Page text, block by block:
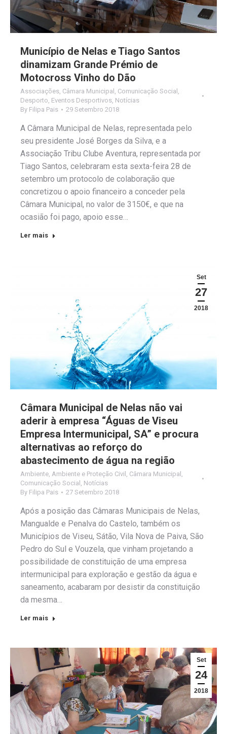
Município de Nelas e Tiago Santos
dinamizam Grande Prémio de
Motocross Vinho do Dão
Associações, Câmara Municipal , Comunicação Social ,
Desporto, Eventos Desportivos, Notícias
By Filipa Pais 29 Setembro 2018
A Câmara Municipal de Nelas, representada pelo
seu presidente José Borges da Silva, e a
Associação Tribu Clube Aventura, representada por
Tiago Santos, celebraram esta sexta-feira 28 de
setembro um protocolo de colaboração que
concretizou o apoio financeiro a conceder pela
Câmara Municipal, no valor de 3150€, e que na
ocasião foi pago, apoio esse…
Ler mais
Set
27
2018
Câmara Municipal de Nelas não vai
aderir à empresa “Águas de Viseu
Empresa Intermunicipal, SA” e procura
alternativas ao reforço do
abastecimento de água na região
Ambiente Ambiente e Proteção Civil Câmara Municipal
Comunicação Social Notícias
By Filipa Pais 27 Setembro 2018
Após a posição das Câmaras Municipais de Nelas,
Mangualde e Penalva do Castelo, também os
Municípios de Viseu, Sátão, Vila Nova de Paiva, São
Pedro do Sul e Vouzela, que vinham projetando a
possibilidade de constituição de uma empresa
intermunicipal para exploração e gestão da água e
saneamento, acabaram por desistir da constituição
da mesma…
Ler mais
Set
24
2018